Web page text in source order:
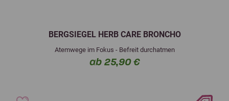
BERGSIEGEL HERB CARE BRONCHO
Atemwege im Fokus - Befreit durchatmen
ab 25,90 €